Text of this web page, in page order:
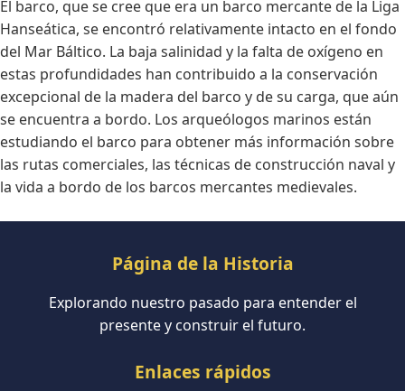
El barco, que se cree que era un barco mercante de la Liga
Hanseática, se encontró relativamente intacto en el fondo
del Mar Báltico. La baja salinidad y la falta de oxígeno en
estas profundidades han contribuido a la conservación
excepcional de la madera del barco y de su carga, que aún
se encuentra a bordo. Los arqueólogos marinos están
estudiando el barco para obtener más información sobre
las rutas comerciales, las técnicas de construcción naval y
la vida a bordo de los barcos mercantes medievales.
Página de la Historia
Explorando nuestro pasado para entender el
presente y construir el futuro.
Enlaces rápidos